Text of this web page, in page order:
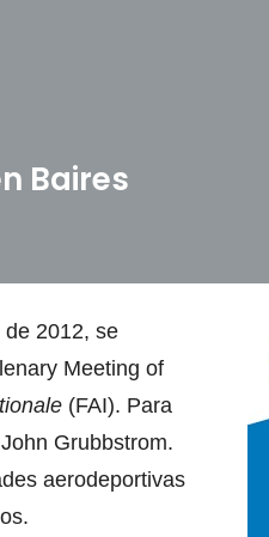
Baires
2012, se
Meeting of
(FAI). Para
Grubbstrom.
aerodeportivas